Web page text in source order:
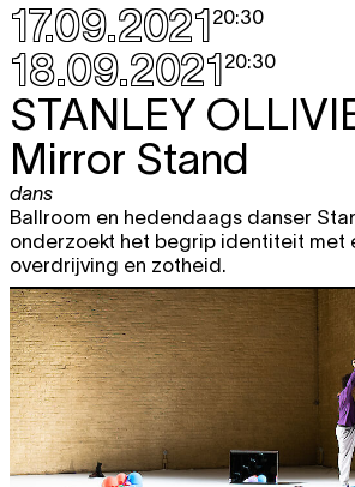
17.09.202120:30
18.09.202120:30
STANLEY
Mirror Stand
dans
Ballroom en hedendaags danser
onderzoekt het begrip identiteit met
overdrijving en zotheid.